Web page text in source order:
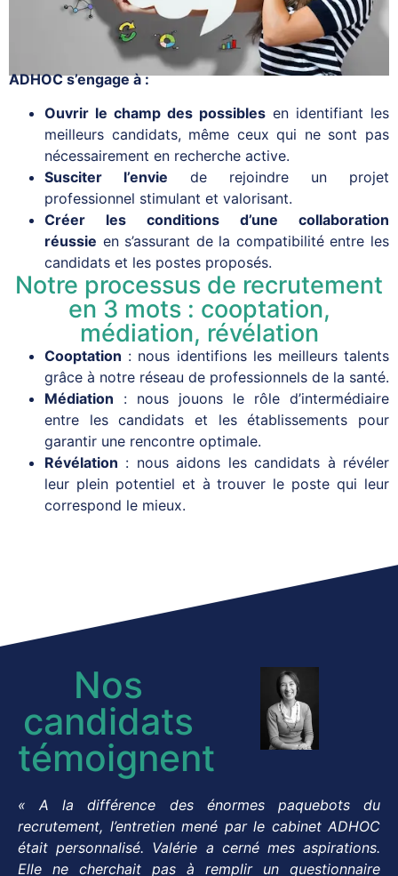
ADHOC s’engage à :
Ouvrir le champ des possibles en identifiant les
meilleurs candidats, même ceux qui ne sont pas
nécessairement en recherche active.
Susciter l’envie de rejoindre un projet
professionnel stimulant et valorisant.
Créer les conditions d’une collaboration
réussie en s’assurant de la compatibilité entre les
candidats et les postes proposés.
Notre processus de recrutement
en 3 mots : cooptation,
médiation, révélation
Cooptation : nous identifions les meilleurs talents
grâce à notre réseau de professionnels de la santé.
Médiation : nous jouons le rôle d’intermédiaire
entre les candidats et les établissements pour
garantir une rencontre optimale.
Révélation : nous aidons les candidats à révéler
leur plein potentiel et à trouver le poste qui leur
correspond le mieux.
Nos
candidats
témoignent
« A la différence des énormes paquebots du
recrutement, l’entretien mené par le cabinet ADHOC
était personnalisé. Valérie a cerné mes aspirations.
Elle ne cherchait pas à remplir un questionnaire